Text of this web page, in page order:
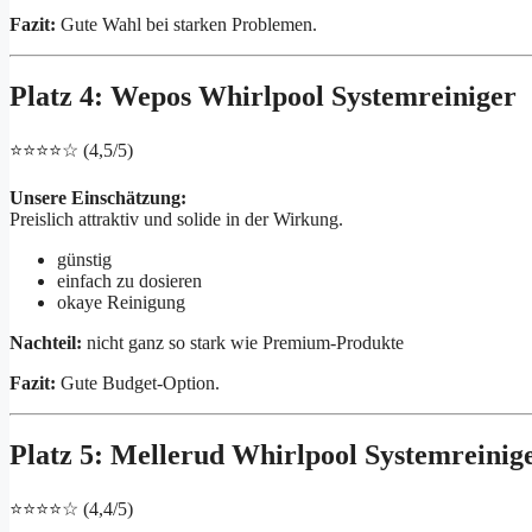
Fazit: Gute Wahl bei starken Problemen.
Platz 4: Wepos Whirlpool Systemreiniger
⭐⭐⭐⭐☆ (4,5/5)
Unsere Einschätzung:
Preislich attraktiv und solide in der Wirkung.
günstig
einfach zu dosieren
okaye Reinigung
Nachteil: nicht ganz so stark wie Premium-Produkte
Fazit: Gute Budget-Option.
Platz 5: Mellerud Whirlpool
⭐⭐⭐⭐☆ (4,4/5)